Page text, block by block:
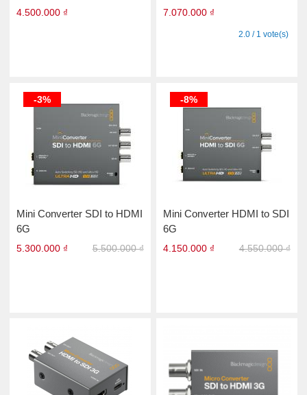
4.500.000 ₫ 7.070.000 ₫
2.0 / 1 vote(s)
-3%
Mini Converter SDI to HDMI
6G
5.300.000 ₫ 5.500.000 ₫
-8%
Mini Converter HDMI to SDI
6G
4.150.000 ₫ 4.550.000 ₫